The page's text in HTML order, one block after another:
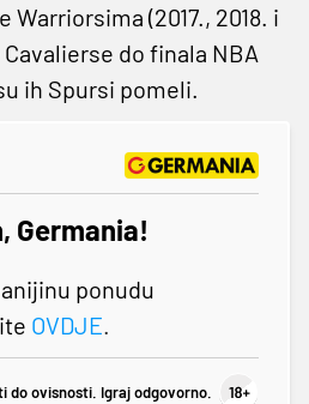
Warriorsima (2017., 2018. i
do finala NBA
ih Spursi pomeli.
Germania!
ponudu
OVDJE.
do ovisnosti. Igraj odgovorno.